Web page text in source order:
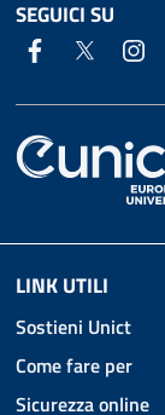
SEGUICI SU
LINK UTILI
Sostieni Unict
Come fare per
Sicurezza online